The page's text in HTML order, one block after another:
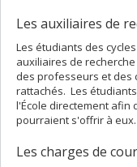
Les auxiliaires de
Les étudiants des
auxiliaires de
des professeurs et des
rattachés. Les
l'École directement afin
pourraient s'offrir à eux.
Les charges de